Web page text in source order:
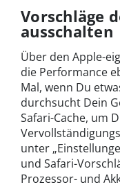
Vorschläge
ausschalten
Über den Apple-
die Performance
Mal, wenn Du
durchsucht Dein
Safari-Cache, um
unter
und Safari-
Prozessor- und